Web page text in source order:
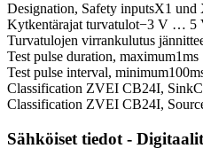
Designation, Safety inputsX1 und
Kytkentärajat turvatulot−3 V … 5
Turvatulojen virrankulutus
Test pulse duration, maximum1ms
Test pulse interval, minimum100
Classification ZVEI CB24I, Sink
Classification ZVEI CB24I,
Sähköiset tiedot -